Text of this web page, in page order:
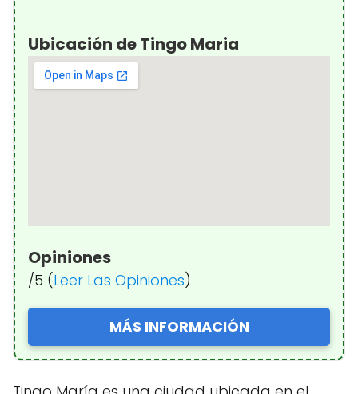
Ubicación de Tingo Maria
Opiniones
/5 (Leer Las Opiniones)
MÁS INFORMACIÓN